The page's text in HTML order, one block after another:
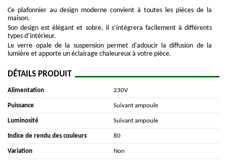
Ce plafonnier au design moderne convient à toutes les pièces de la
maison.
Son design est élégant et sobre, il s’intégrera facilement à différents
types d’intérieur.
Le verre opale de la suspension permet d'adoucir la diffusion de la
lumière et apporte un éclairage chaleureux à votre pièce.
DÉTAILS PRODUIT
Alimentation 230V
Puissance Suivant ampoule
Luminosité Suivant ampoule
Indice de rendu des couleurs 80
Variation Non